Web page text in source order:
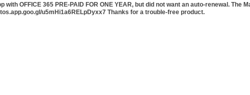
with OFFICE 365 PRE-PAID FOR ONE YEAR, but did not want an auto-renewal. The
u5mHi1a6RELpDyxx7 Thanks for a trouble-free product.